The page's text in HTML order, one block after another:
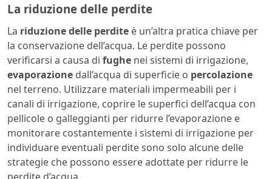
La riduzione delle perdite
La riduzionedelle perdite è un’altra pratica chiave per
la conservazione dell’acqua. Le perdite possono
verificarsi a causa di fughe nei sistemi di irrigazione,
evaporazione dall’acqua di superficie o percolazione
nel terreno. Utilizzare materiali impermeabili per i
canali di irrigazione, coprire le superfici dell’acqua con
pellicole o galleggianti per ridurre l’evaporazione e
monitorare costantemente i sistemi di irrigazione per
individuare eventuali perdite sono solo alcune delle
strategie che possono essere adottate per ridurre le